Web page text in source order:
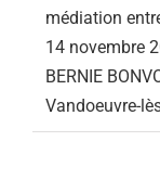
médiation
14 novembre
BERNIE
Vandoeuvre-